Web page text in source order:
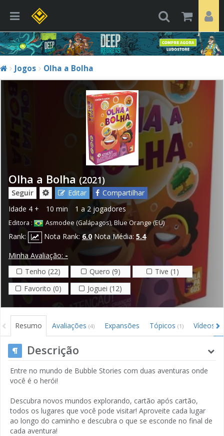
Jogos Olha a Bolha
Olha a Bolha (2021)
Seguir Editar
Compartilhar
Idade 4 + 10 min 1 a 2 jogadores
Editora : Asmodee (Galápagos),Blue Orange (EU)
Rank: Nota Rank: 6.0 Nota Média: 5.4
Minha Avaliação: -
Tenho (22)
Quero (9)
Tive (1)
Favorito (0)
Joguei (12)
Resumo Avaliações (4) Expansões Tópicos (1) Vídeos(2)
Descrição
Entre no mundo de Bubble Stories com duas aventuras onde
você é o herói!
Descubra novos mundos explorando, cartão após cartão,
todos os lugares que você pode visitar! Aproveite cada lugar
ao longo do caminho e descubra o que se esconde no final de
cada aventura!